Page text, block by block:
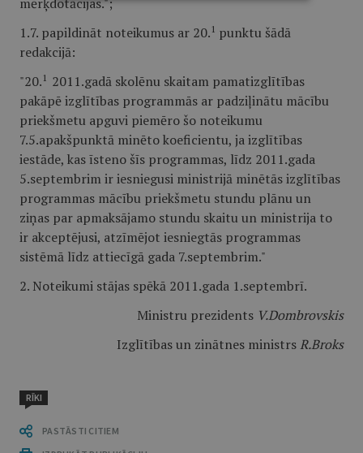
1.7. papildināt noteikumus ar 20. 1 punktu šādā
redakcijā:
"20. 1 2011.gadā skolēnu skaitam pamatizglītības
pakāpē izglītības programmās ar padziļinātu mācību
priekšmetu apguvi piemēro šo noteikumu
7.5.apakšpunktā minēto koeficientu, ja izglītības
iestāde, kas īsteno šīs programmas, līdz 2011.gada
5.septembrim ir iesniegusi ministrijā minētās izglītības
programmas mācību priekšmetu stundu plānu un
ziņas par apmaksājamo stundu skaitu un ministrija to
ir akceptējusi, atzīmējot iesniegtās programmas
sistēmā līdz attiecīgā gada 7.septembrim."
2. Noteikumi stājas spēkā 2011.gada 1.septembrī.
Ministru prezidents V.Dombrovskis
Izglītības un zinātnes ministrsR.Broks
RĪKI
PASTĀSTI CITIEM